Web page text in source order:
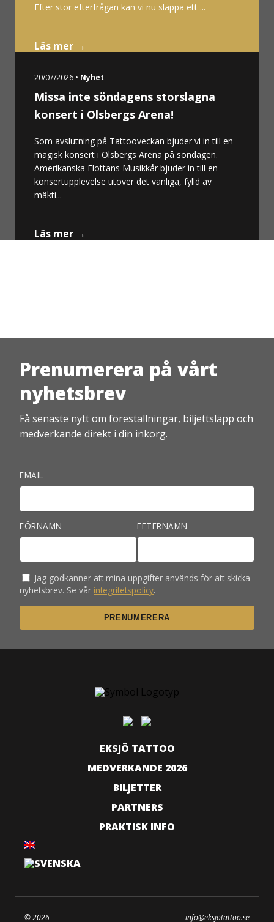
Efter stor efterfrågan kan vi nu släppa ett ...
Läs mer →
20/07/2026 • Nyhet
Missa inte söndagens storslagna
konsert i Olsbergs Arena!
Som avslutning på Tattooveckan bjuder vi in till en
magisk konsert i Olsbergs Arena på söndagen.
Amerikanska Flottans Musikkår bjuder in till en
konsertupplevelse utöver det vanliga, fylld av
mäkti...
Läs mer →
Prenumerera på vårt
nyhetsbrev
Få senaste nytt om föreställningar, biljettsläpp och
medverkande direkt i din inkorg.
EMAIL
FÖRNAMN EFTERNAMN
Jag godkänner att mina uppgifter används för att skicka
nyhetsbrev. Se vår integritetspolicy.
EKSJÖ TATTOO
MEDVERKANDE 2026
BILJETTER
PARTNERS
PRAKTISK INFO
© 2026 -info@eksjotattoo.se